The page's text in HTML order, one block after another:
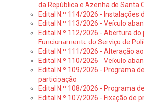
da República e Azenha de Santa
Edital N.º 114/2026 -
Edital N.º 113/2026 - Veículo
Edital N.º 112/2026 - Abertura
Funcionamento do Serviço de
Edital N.º 111/2026 - Alteração
Edital N.º 110/2026 - Veículo
Edital N.º 109/2026 - Programa
participação
Edital N.º 108/2026 - Programa
Edital N.º 107/2026 - Fixação de